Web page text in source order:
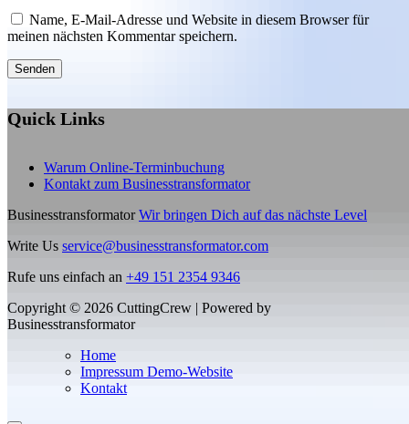
Name, E-Mail-Adresse und Website in diesem Browser für
meinen nächsten Kommentar speichern.
Quick Links
Warum Online-Terminbuchung
Kontakt zum Businesstransformator
Businesstransformator Wir bringen Dich auf das nächste Level
Write Us service@businesstransformator.com
Rufe uns einfach an +49 151 2354 9346
Copyright © 2026 CuttingCrew | Powered by
Businesstransformator
Home
Impressum Demo-Website
Kontakt